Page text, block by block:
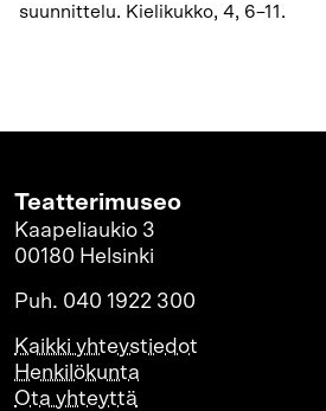
suunnittelu. Kielikukko, 4, 6–11.
Teatterimuseo
Kaapeliaukio 3
00180 Helsinki
Puh. 040 1922 300
Kaikki yhteystiedot
Henkilökunta
Ota yhteyttä